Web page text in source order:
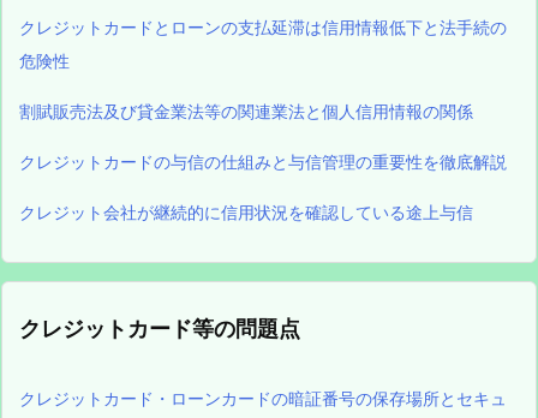
クレジットカードとローンの支払延滞は信用情報低下と法手続の
危険性
割賦販売法及び貸金業法等の関連業法と個人信用情報の関係
クレジットカードの与信の仕組みと与信管理の重要性を徹底解説
クレジット会社が継続的に信用状況を確認している途上与信
クレジットカード等の問題点
クレジットカード・ローンカードの暗証番号の保存場所とセキュ